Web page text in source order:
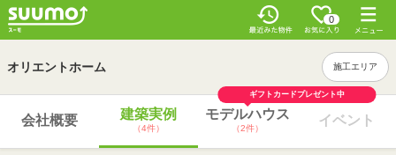
0
オリエントホーム 施工エリア
会社概要 建築実例
（4件）
ギフトカードプレゼント中
モデルハウス
（2件）
イベント